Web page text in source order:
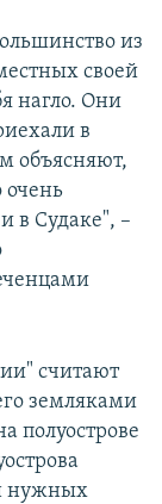
из
своей
нагло. Они
в
объясняют,
очень
в Судаке", –
считают
земляками
полуострове
нужных